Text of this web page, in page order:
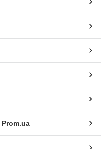
Prom.ua